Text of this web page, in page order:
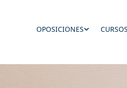
OPOSICIONES